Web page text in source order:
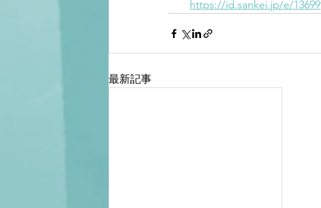
https://id.sankei.jp/e/13699
最新記事